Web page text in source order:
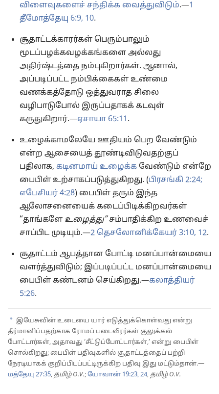
விளைவுகளைச் சந்திக்க வைத்துவிடும்.—1
தீமோத்தேயு 6:9, 10.
சூதாட்டக்காரர்கள் பெரும்பாலும்
மூடப்பழக்கவழக்கங்களை அல்லது
அதிர்ஷ்டத்தை நம்புகிறார்கள். ஆனால்,
அப்படிப்பட்ட நம்பிக்கைகள் உண்மை
வணக்கத்தோடு ஒத்துவராத சிலை
வழிபாடுபோல் இருப்பதாகக் கடவுள்
கருதுகிறார்.—ஏசாயா 65:11 .
உழைக்காமலேயே ஊதியம் பெற வேண்டும்
என்ற ஆசையைத் தூண்டிவிடுவதற்குப்
பதிலாக, கடினமாய் உழைக்க வேண்டும் என்றே
பைபிள் உற்சாகப்படுத்துகிறது. (பிரசங்கி 2:24;
எபேசியர் 4:28) பைபிள் தரும் இந்த
ஆலோசனையைக் கடைப்பிடிக்கிறவர்கள்
“தாங்களே உழைத்து”சம்பாதிக்கிற உணவைச்
சாப்பிட முடியும்.—2 தெசலோனிக்கேயர் 3:10, 12.
சூதாட்டம் ஆபத்தான போட்டி மனப்பான்மையை
வளர்த்துவிடும்; இப்படிப்பட்ட மனப்பான்மையை
பைபிள் கண்டனம் செய்கிறது.—கலாத்தியர்
5:26.
a இயேசுவின் உடையை யார் எடுத்துக்கொள்வது என்று
தீர்மானிப்பதற்காக ரோமப் படைவீரர்கள் குலுக்கல்
போட்டார்கள், அதாவது ‘சீட்டுப்போட்டார்கள்,’ என்று பைபிள்
சொல்கிறது; பைபிள் பதிவுகளில் சூதாட்டத்தைப் பற்றி
நேரடியாகக் குறிப்பிடப்பட்டிருக்கிற பதிவு இது மட்டும்தான்.—
மத்தேயு 27:35, தமிழ் O.V.;யோவான் 19:23, 24, தமிழ் O.V.